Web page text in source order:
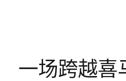
一场跨越喜